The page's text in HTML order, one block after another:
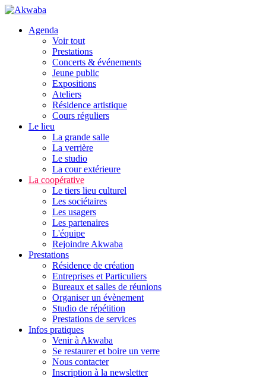
Agenda
Voir tout
Prestations
Concerts & événements
Jeune public
Expositions
Ateliers
Résidence artistique
Cours réguliers
Le lieu
La grande salle
La verrière
Le studio
La cour extérieure
La coopérative
Le tiers lieu culturel
Les sociétaires
Les usagers
Les partenaires
L'équipe
Rejoindre Akwaba
Prestations
Résidence de création
Entreprises et Particuliers
Bureaux et salles de réunions
Organiser un évènement
Studio de répétition
Prestations de services
Infos pratiques
Venir à Akwaba
Se restaurer et boire un verre
Nous contacter
Inscription à la newsletter